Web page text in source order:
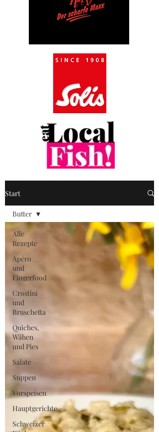
Start
Alle
Rezepte
Apéro
und
Fingerfood
Crostini
und
Bruschetta
Quiches,
Wähen
und Pies
Salate
Suppen
Vorspeisen
Hauptgerichte
Schweizer
Butter